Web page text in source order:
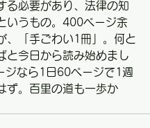
る必要があり、法律の知
いうもの。400ページ余
、「手ごわい1冊」。何と
と今日から読み始めまし
ジなら1日60ページで1週
ず。百里の道も一歩か